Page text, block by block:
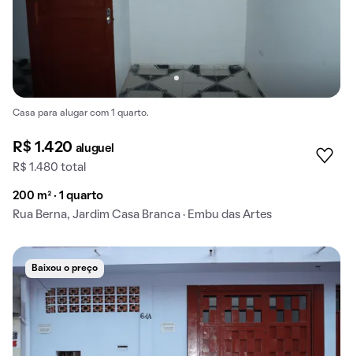
Casa para alugar com 1 quarto.
R$ 1.420 aluguel
R$ 1.480 total
200 m² · 1 quarto
Rua Berna, Jardim Casa Branca · Embu das Artes
Baixou o preço